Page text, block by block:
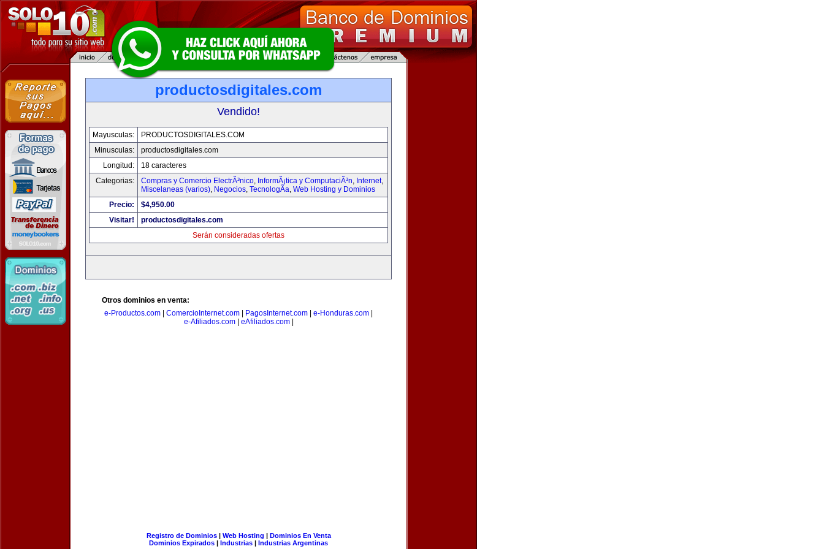
productosdigitales.com
Vendido!
Mayusculas:
PRODUCTOSDIGITALES.COM
Minusculas:
productosdigitales.com
Longitud:
18 caracteres
Categorias:
Compras y Comercio ElectrÃ³nico, InformÃ¡tica y ComputaciÃ³n, Internet,
Miscelaneas (varios), Negocios, TecnologÃ­a, Web Hosting y Dominios
Precio:
$4,950.00
Visitar!
productosdigitales.com
Serán consideradas ofertas
Otros dominios en venta:
e-Productos.com
ComercioInternet.com PagosInternet.com e-Honduras.com
e-Afiliados.com| eAfiliados.com|
Registro de Dominios| Web Hosting | Dominios En Venta
Dominios Expirados | Industrias | Industrias Argentinas